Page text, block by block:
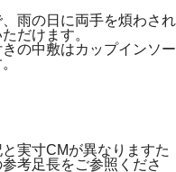
雨の日に両手を煩わされ
だけます。
の中敷はカップインソー
実寸CMが異なりますた
考足長をご参照くださ